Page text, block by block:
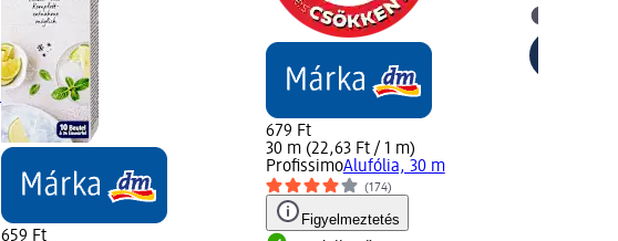
659 Ft
679 Ft
30 m (22,63 Ft / 1 m)
ProfissimoAlufólia, 30 m
(174)
Figyelmeztetés